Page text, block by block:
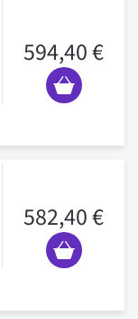
594,40 €
582,40 €